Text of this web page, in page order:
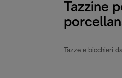
Tazzine
Tazze e bicchieri